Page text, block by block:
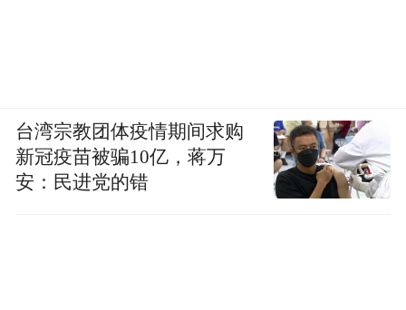
台湾宗教团体疫情期间求购
新冠疫苗被骗10亿，蒋万
安：民进党的错